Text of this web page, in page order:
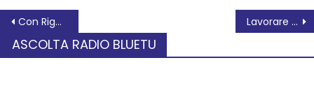
Con Rigoletto apre la Stagione Lirica del Teatro Sociale di Rovigo Lavorare meno, vivere meglio
ASCOLTA RADIO BLUETU